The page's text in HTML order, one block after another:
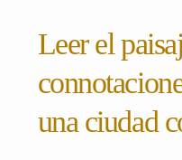
Leer el
una ciudad